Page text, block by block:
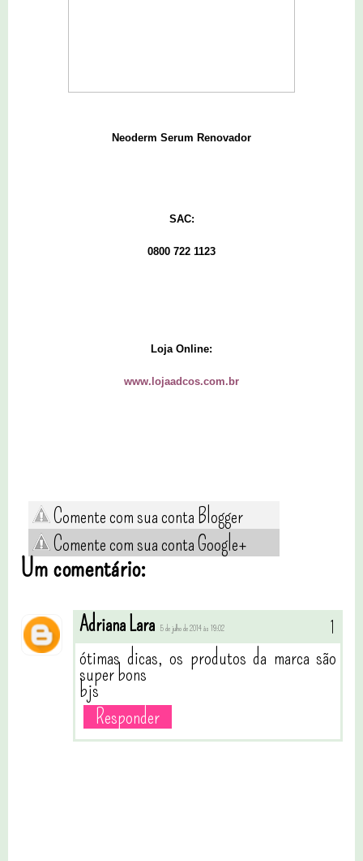
Neoderm Serum Renovador
SAC:
0800 722 1123
Loja Online:
www.lojaadcos.com.br
Comente com sua conta Blogger
Comente com sua conta Google+
Um comentário:
Adriana Lara 5 de julho de 2014 às 19:02
ótimas dicas, os produtos da marca são
super bons
bjs
Responder